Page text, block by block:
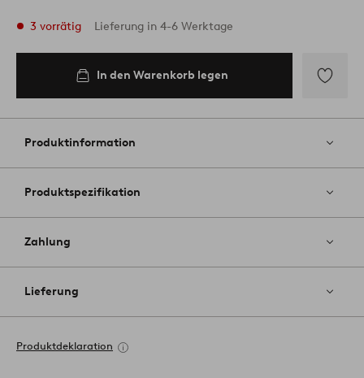
3 vorrätig Lieferung in 4-6 Werktage
In den Warenkorb legen
Favoriten
Produktinformation
Produktspezifikation
Zahlung
Lieferung
Produktdeklaration